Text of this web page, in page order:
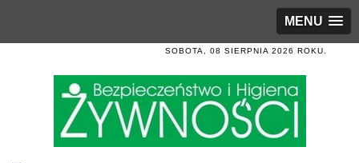
MENU
SOBOTA, 08 SIERPNIA 2026 ROKU.